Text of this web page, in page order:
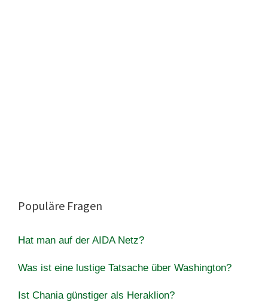
Populäre Fragen
Hat man auf der AIDA Netz?
Was ist eine lustige Tatsache über Washington?
Ist Chania günstiger als Heraklion?